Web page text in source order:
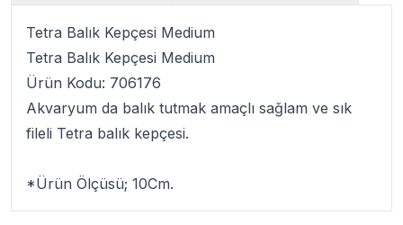
Tetra Balık Kepçesi Medium
Tetra Balık Kepçesi Medium
Ürün Kodu: 706176
Akvaryum da balık tutmak amaçlı sağlam ve sık
fileli Tetra balık kepçesi.
*Ürün Ölçüsü; 10Cm.